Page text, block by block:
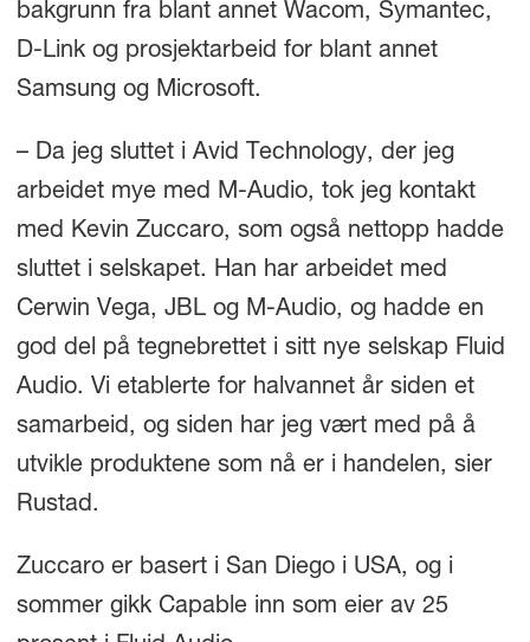
bakgrunn fra blant annet Wacom, Symantec,
D-Link og prosjektarbeid for blant annet
Samsung og Microsoft.
– Da jeg sluttet i Avid Technology, der jeg
arbeidet mye med M-Audio, tok jeg kontakt
med Kevin Zuccaro, som også nettopp hadde
sluttet i selskapet. Han har arbeidet med
Cerwin Vega, JBL og M-Audio, og hadde en
god del på tegnebrettet i sitt nye selskap Fluid
Audio. Vi etablerte for halvannet år siden et
samarbeid, og siden har jeg vært med på å
utvikle produktene som nå er i handelen, sier
Rustad.
Zuccaro er basert i San Diego i USA, og i
sommer gikk Capable inn som eier av 25